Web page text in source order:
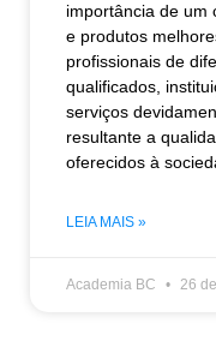
importância de um
e produtos
profissionais de
qualificados,
serviços
resultante a
oferecidos à
LEIA MAIS »
Academia BC 26